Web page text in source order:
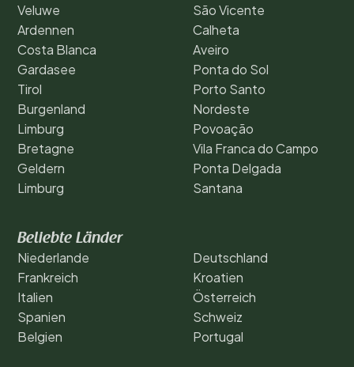
Veluwe
Ardennen
Costa Blanca
Gardasee
Tirol
Burgenland
Limburg
Bretagne
Geldern
Limburg
São Vicente
Calheta
Aveiro
Ponta do Sol
Porto Santo
Nordeste
Povoação
Vila Franca do Campo
Ponta Delgada
Santana
Beliebte Länder
Niederlande
Frankreich
Italien
Spanien
Belgien
Deutschland
Kroatien
Österreich
Schweiz
Portugal